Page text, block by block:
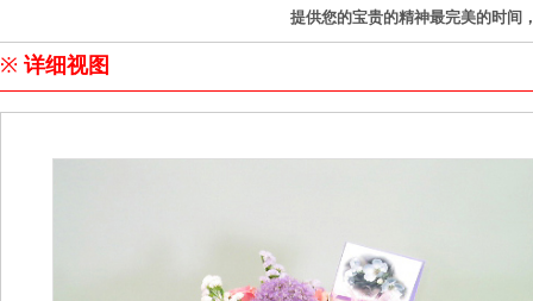
提供您的宝贵的精神最完美的时间
※ 详细视图